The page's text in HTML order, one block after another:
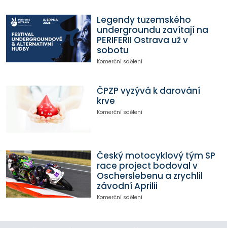
Legendy tuzemského
undergroundu zavítají na
PERIFERII Ostrava už v
sobotu
Komerční sdělení
ČPZP vyzývá k darování
krve
Komerční sdělení
Český motocyklový tým SP
race project bodoval v
Oscherslebenu a zrychlil
závodní Aprilii
Komerční sdělení